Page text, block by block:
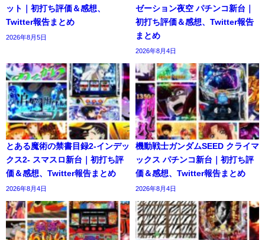
ット｜初打ち評価＆感想、
Twitter報告まとめ
2026年8月5日
ゼーション夜空 パチンコ新台｜
初打ち評価＆感想、Twitter報告
まとめ
2026年8月4日
とある魔術の禁書目録2-インデッ
クス2- スマスロ新台｜初打ち評
価＆感想、Twitter報告まとめ
2026年8月4日
機動戦士ガンダムSEED クライマ
ックス パチンコ新台｜初打ち評
価＆感想、Twitter報告まとめ
2026年8月4日